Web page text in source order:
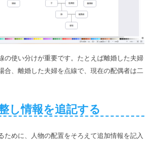
の使い分けが重要です。たとえば離婚した夫婦
合、離婚した夫婦を点線で、現在の配偶者は二
し情報を追記する
ために、人物の配置をそろえて追加情報を記入